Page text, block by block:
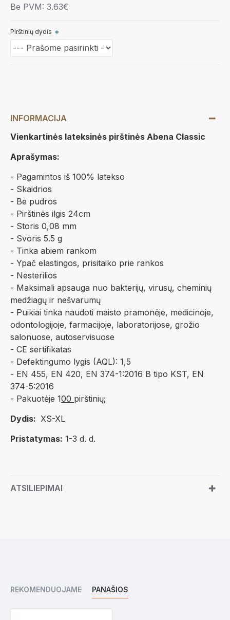
Be PVM: 3.63€
Pirštinių dydis
INFORMACIJA
Vienkartinės lateksinės pirštinės Abena Classic
Aprašymas:
- Pagamintos iš 100% latekso
- Skaidrios
- Be pudros
- Pirštinės ilgis 24cm
- Storis 0,08 mm
- Svoris 5.5 g
- Tinka abiem rankom
- Ypač elastingos, prisitaiko prie rankos
- Nesterilios
- Maksimali apsauga nuo bakterijų, virusų, cheminių
medžiagų ir nešvarumų
- Puikiai tinka naudoti maisto pramonėje, medicinoje,
odontologijoje, farmacijoje, laboratorijose, grožio
salonuose, autoservisuose
- CE sertifikatas
- Defektingumo lygis (AQL): 1,5
- EN 455, EN 420, EN 374-1:2016 B tipo KST, EN
374-5:2016
- Pakuotėje 100 pirštinių;
Dydis: XS-XL
Pristatymas: 1-3 d. d.
ATSILIEPIMAI
REKOMENDUOJAME PANAŠIOS